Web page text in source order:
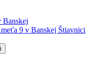
Banskej
9 v Banskej Štiavnici